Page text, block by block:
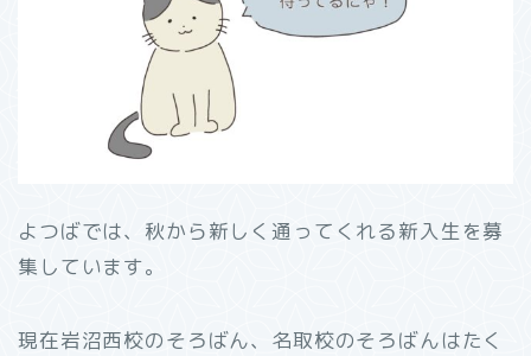
よつばでは、秋から新しく通ってくれる新入生を募
集しています。
現在岩沼西校のそろばん、名取校のそろばんはたく